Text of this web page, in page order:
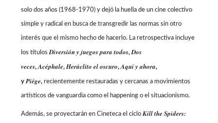
solo dos años (1968-1970) y dejó la huella de un cine colectivo
simple y radical en busca de transgredir las normas sin otro
interés que el mismo hecho de hacerlo. La retrospectiva incluye
los títulos Diversión y juegos para todos,Dos
veces,Acéphale,Heráclito el oscuro,Aquí y ahora,
yPiége,recientemente restauradas y cercanas a movimientos
artísticos de vanguardia como el happening o el situacionismo.
Además, se proyectarán en Cineteca el ciclo Kill the Spiders: